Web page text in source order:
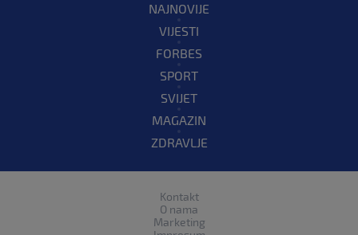
NAJNOVIJE
VIJESTI
FORBES
SPORT
SVIJET
MAGAZIN
ZDRAVLJE
Kontakt
O nama
Marketing